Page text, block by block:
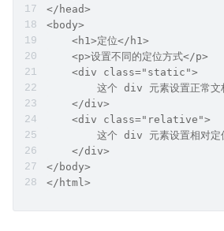
</head>
<body>
    <h1>定位</h1>
    <p>设置不同的定位方式</p>
    <div class="static">
这个 div 元素设置正常文
    </div>
    <div class="relative">
这个 div 元素设置相对定
    </div>
</body>
</html>